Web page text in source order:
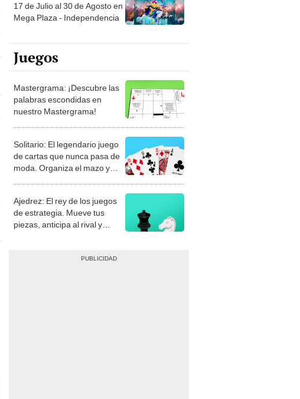
17 de Julio al 30 de Agosto en
Mega Plaza - Independencia
Juegos
Mastergrama: ¡Descubre las
palabras escondidas en
nuestro Mastergrama!
Solitario: El legendario juego
de cartas que nunca pasa de
moda. Organiza el mazo y
Ajedrez: El rey de los juegos
de estrategia. Mueve tus
piezas, anticipa al rival y